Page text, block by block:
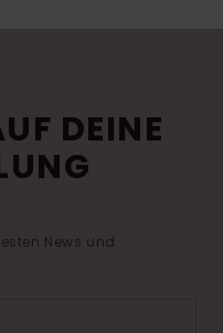
DEINE
News und